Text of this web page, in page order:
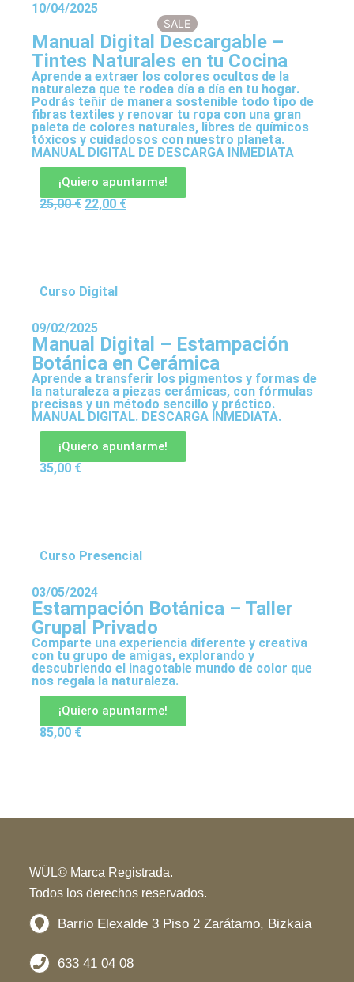
10/04/2025
SALE
Manual Digital Descargable –
Tintes Naturales en tu Cocina
Aprende a extraer los colores ocultos de la
naturaleza que te rodea día a día en tu hogar.
Podrás teñir de manera sostenible todo tipo de
fibras textiles y renovar tu ropa con una gran
paleta de colores naturales, libres de químicos
tóxicos y cuidadosos con nuestro planeta.
MANUAL DIGITAL DE DESCARGA INMEDIATA
¡Quiero apuntarme!
25,00€ 22,00 €
Curso Digital
09/02/2025
Manual Digital – Estampación
Botánica en Cerámica
Aprende a transferir los pigmentos y formas de
la naturaleza a piezas cerámicas, con fórmulas
precisas y un método sencillo y práctico.
MANUAL DIGITAL. DESCARGA INMEDIATA.
¡Quiero apuntarme!
35,00 €
Curso Presencial
03/05/2024
Estampación Botánica – Taller
Grupal Privado
Comparte una experiencia diferente y creativa
con tu grupo de amigas, explorando y
descubriendo el inagotable mundo de color que
nos regala la naturaleza.
¡Quiero apuntarme!
85,00 €
WÜL© Marca Registrada.
Todos los derechos reservados.
Barrio Elexalde 3 Piso 2 Zarátamo, Bizkaia
633 41 04 08